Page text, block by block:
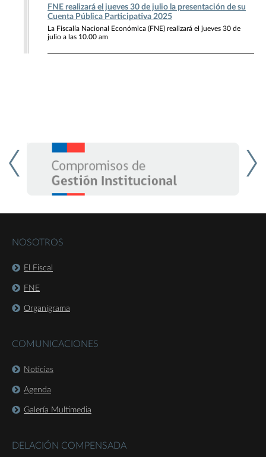
FNE realizará el jueves 30 de julio la presentación de su
Cuenta Pública Participativa 2025
La Fiscalía Nacional Económica (FNE) realizará el jueves 30 de
julio a las 10.00 am
NOSOTROS
El Fiscal
FNE
Organigrama
COMUNICACIONES
Noticias
Agenda
Galería Multimedia
DELACIÓN COMPENSADA